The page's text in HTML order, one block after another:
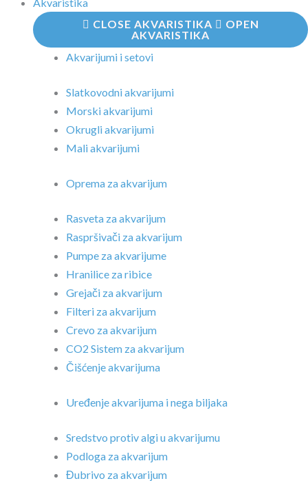
CLOSE AKVARISTIKA
OPEN
AKVARISTIKA
Akvarijumi i setovi
Slatkovodni akvarijumi
Morski akvarijumi
Okrugli akvarijumi
Mali akvarijumi
Oprema za akvarijum
Rasveta za akvarijum
Raspršivači za akvarijum
Pumpe za akvarijume
Hranilice za ribice
Grejači za akvarijum
Filteri za akvarijum
Crevo za akvarijum
CO2 Sistem za akvarijum
Čišćenje akvarijuma
Uređenje akvarijuma i nega biljaka
Sredstvo protiv algi u akvarijumu
Podloga za akvarijum
Đubrivo za akvarijum